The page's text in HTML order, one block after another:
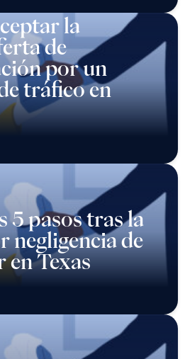
la
de
por un
tráfico en
5 pasos tras la
negligencia de
en Texas